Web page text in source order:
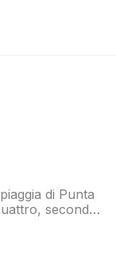
di Punta
secondo
si hanno
questa